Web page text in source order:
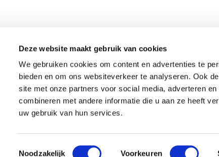
Deze website maakt gebruik van cookies
We gebruiken cookies om content en advertenties te
bieden en om ons websiteverkeer te analyseren. Ook
site met onze partners voor social media, adverteren
combineren met andere informatie die u aan ze heeft
uw gebruik van hun services.
Toestemmingsselectie
Noodzakelijk Voorkeuren